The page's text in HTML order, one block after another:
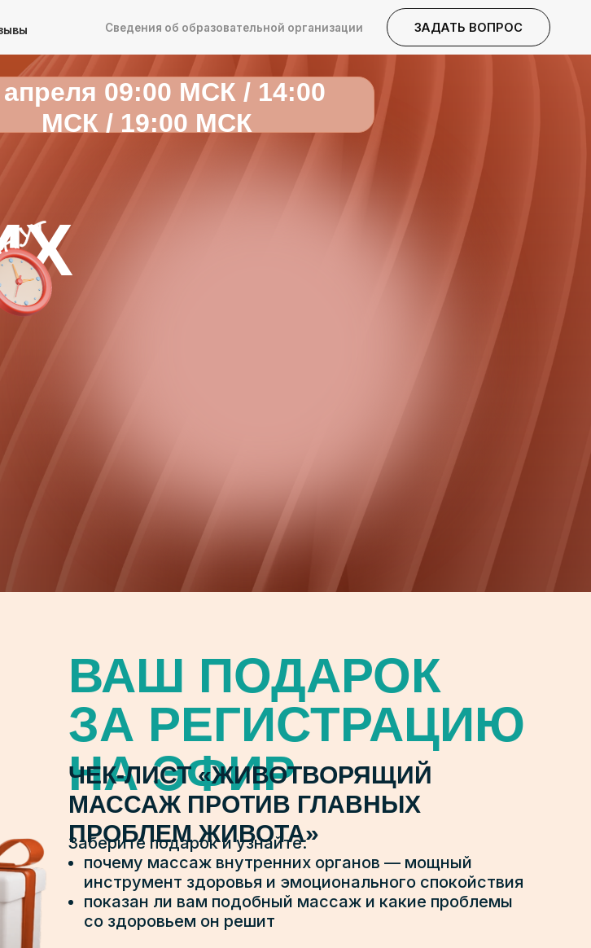
ЗАБРОНИРОВАТЬ МЕСТО
Сведения об образовательной организации ЗАДАТЬ ВОПРОС
апреля 09:00 МСК / 14:00
МСК / 19:00 МСК
ВАШ ПОДАРОК
ЗА РЕГИСТРАЦИЮ
НА ЭФИР
ЧЕК-ЛИСТ «ЖИВОТВОРЯЩИЙ
МАССАЖ ПРОТИВ ГЛАВНЫХ
ПРОБЛЕМ ЖИВОТА»
Заберите подарок и узнайте:
почему массаж внутренних органов — мощный
инструмент здоровья и эмоционального спокойствия
показан ли вам подобный массаж и какие проблемы
со здоровьем он решит